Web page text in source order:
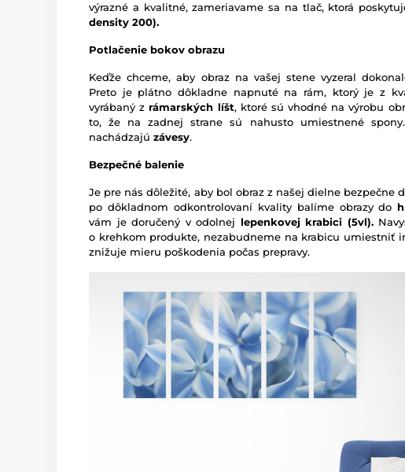
výrazné a kvalitné, zameriavame sa na tlač, ktorá
density 200).
Potlačenie bokov obrazu
Keďže chceme, aby obraz na vašej stene vyzeral
Preto je plátno dôkladne napnuté na rám, ktorý je z
vyrábaný z rámarských líšt, ktoré sú vhodné na výrobu
to, že na zadnej strane sú nahusto umiestnené
nachádzajú závesy.
Bezpečné balenie
Je pre nás dôležité, aby bol obraz z našej dielne bezpečne
po dôkladnom odkontrolovaní kvality balíme obrazy do
vám je doručený v odolnej lepenkovej krabici (5vl).
o krehkom produkte, nezabudneme na krabicu umiestniť
znižuje mieru poškodenia počas prepravy.